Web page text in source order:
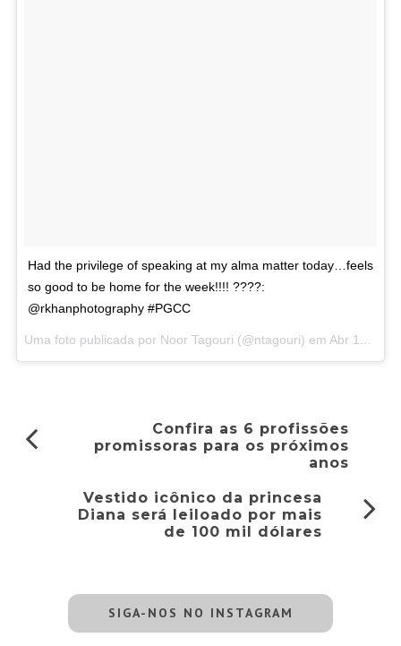
Had the privilege of speaking at my alma matter today…feels
so good to be home for the week!!!! ????:
@rkhanphotography #PGCC
Uma foto publicada por Noor Tagouri (@ntagouri) em Abr 11, 2016 às 4:30 PDT
Confira as 6 profissões
promissoras para os próximos
anos
Vestido icônico da princesa
Diana será leiloado por mais
de 100 mil dólares
SIGA-NOS NO INSTAGRAM